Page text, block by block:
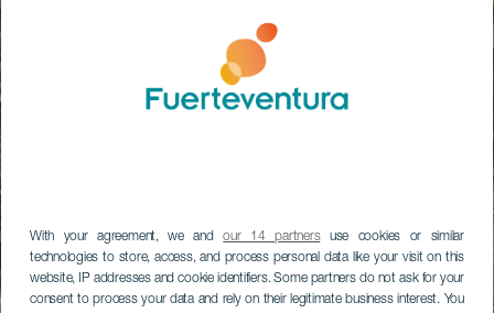
With your agreement, we andour 14 partnersuse cookies or similar
technologies to store, access, and process personal data like your visit on this
website, IP addresses and cookie identifiers. Some partners do not ask for your
consent to process your data and rely on their legitimate business interest. You